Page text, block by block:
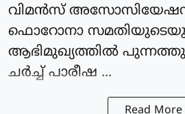
വിമന്‍സ്
ഫൊറോനാ
ആഭിമുഖ്യത്തില്‍
ചര്‍ച്ച് പാരീഷ ...
Read More